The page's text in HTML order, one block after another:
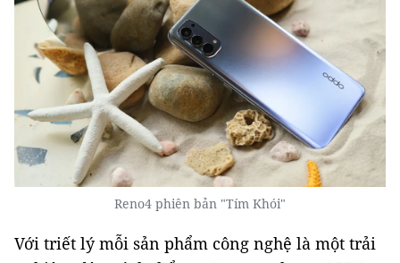
Reno4 phiên bản "Tím Khói"
Với triết lý mỗi sản phẩm công nghệ là một trải